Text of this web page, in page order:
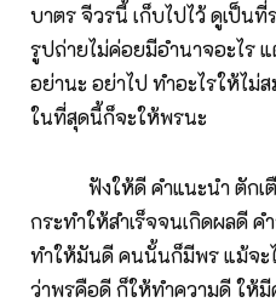
บาตร จีวรนี้ เก็บไปไว้ ดูเป็น
รูปถ่ายไม่ค่อยมีอำนาจอะไร
อย่านะ อย่าไป ทำอะไรให้ไม่
ในที่สุดนี้ก็จะให้พรนะ
ฟังให้ดี คำแนะนำ ตักเตือ
กระทำให้สำเร็จจนเกิดผลดี
ทำให้มันดี คนนั้นก็มีพร แม้จะ
ว่าพรคือดี ก็ให้ทำความดี ให้